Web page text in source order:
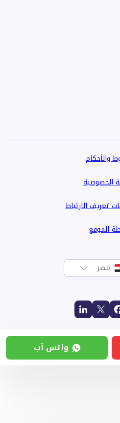
والأحكام
الخصوصية
تعريف الارتباط
الموقع
مصر
واتس آب